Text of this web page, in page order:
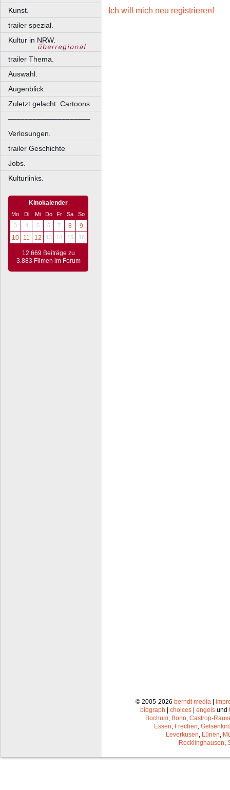
Kunst.
trailer spezial.
Kultur in NRW.
trailer Thema.
Auswahl.
Augenblick
Zuletzt gelacht: Cartoons.
––––––––––––––––––––
Verlosungen.
trailer Geschichte
Jobs.
Kulturlinks.
Kinokalender
Mo Di Mi Do Fr Sa
So
3
4 5 6 7 8
9
10
11 12 13 14 15 16
12.669 Beiträge zu
3.883 Filmen im Forum
Ich will mich neu registrieren!
© 2005-2026 berndt media |
biograph | choices | engels und
Bochum Bonn Castrop-
Essen Frechen
Leverkusen Lünen
Recklinghausen